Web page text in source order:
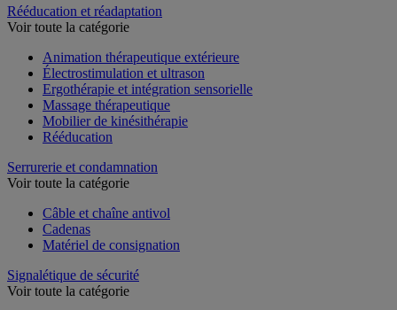
Rééducation et réadaptation
Voir toute la catégorie
Animation thérapeutique extérieure
Électrostimulation et ultrason
Ergothérapie et intégration sensorielle
Massage thérapeutique
Mobilier de kinésithérapie
Rééducation
Serrurerie et condamnation
Voir toute la catégorie
Câble et chaîne antivol
Cadenas
Matériel de consignation
Signalétique de sécurité
Voir toute la catégorie